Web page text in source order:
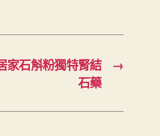
→
家石斛粉獨特腎結
石藥